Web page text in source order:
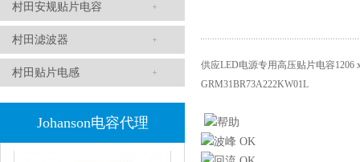
村田安规贴片电容
村田滤波器
村田贴片电感
Johanson电容代理
供应LED电源专用高压贴片电容1206
GRM31BR73A222KW01L